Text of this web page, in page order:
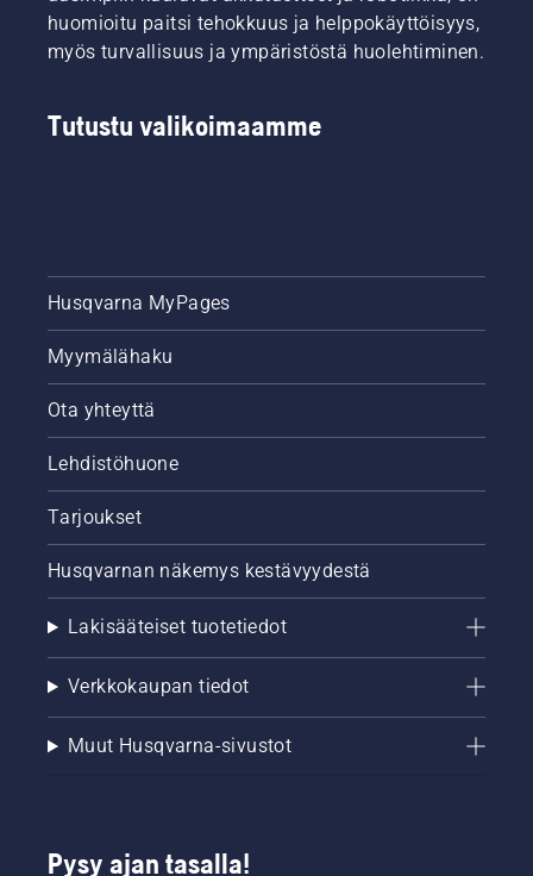
huomioitu paitsi tehokkuus ja helppokäyttöisyys,
myös turvallisuus ja ympäristöstä huolehtiminen.
Tutustu valikoimaamme
Husqvarna MyPages
Myymälähaku
Ota yhteyttä
Lehdistöhuone
Tarjoukset
Husqvarnan näkemys kestävyydestä
Lakisääteiset tuotetiedot
Verkkokaupan tiedot
Muut Husqvarna-sivustot
Pysy ajan tasalla!